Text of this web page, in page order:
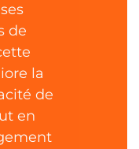
de
la
de
en